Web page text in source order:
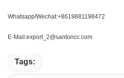
Whatsapp/Wechat:+8619881198472
E-Mail:export_2@santoncc.com
Tags: